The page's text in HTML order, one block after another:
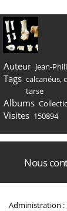
Auteur Jean-
Tags calcanéus,
tarse
Albums
Visites 150894
Nous
Administration :